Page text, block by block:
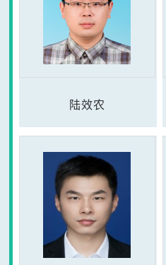
陆效农